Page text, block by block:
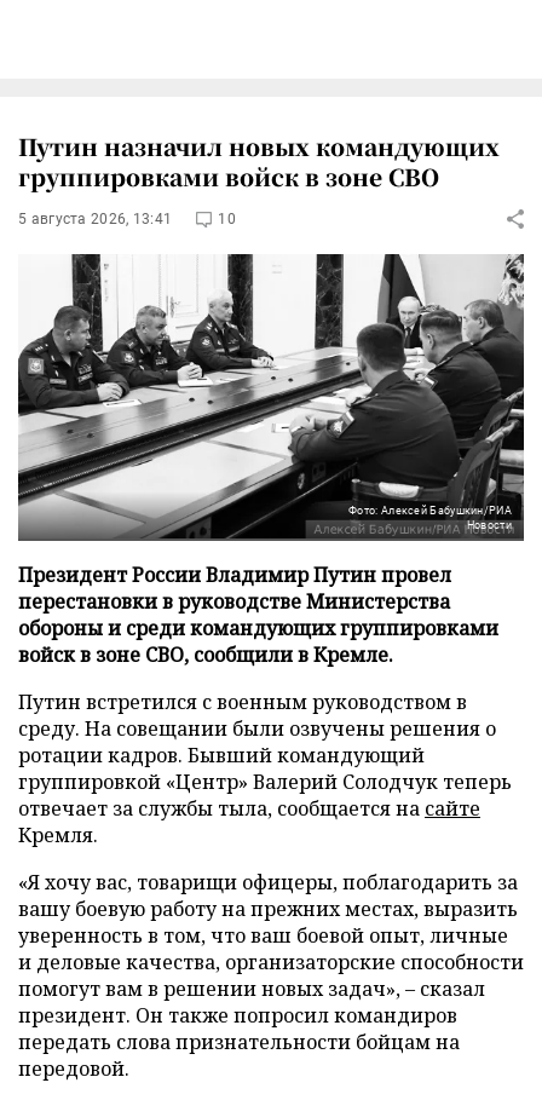
Путин назначил новых командующих
группировками войск в зоне СВО
5 августа 2026, 13:41 10
Фото: Алексей Бабушкин/РИА
Новости
Президент России Владимир Путин провел
перестановки в руководстве Министерства
обороны и среди командующих группировками
войск в зоне СВО, сообщили в Кремле.
Путин встретился с военным руководством в
среду. На совещании были озвучены решения о
ротации кадров. Бывший командующий
группировкой «Центр» Валерий Солодчук теперь
отвечает за службы тыла, сообщается на сайте
Кремля.
«Я хочу вас, товарищи офицеры, поблагодарить за
вашу боевую работу на прежних местах, выразить
уверенность в том, что ваш боевой опыт, личные
и деловые качества, организаторские способности
помогут вам в решении новых задач», – сказал
президент. Он также попросил командиров
передать слова признательности бойцам на
передовой.